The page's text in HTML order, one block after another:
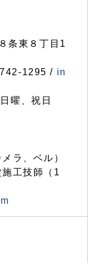
条東８丁目1
1295 / in
曜、祝日
メラ、ベル）
工技師（1